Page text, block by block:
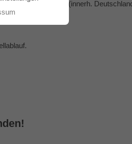
und kostenlos (innerh.
.